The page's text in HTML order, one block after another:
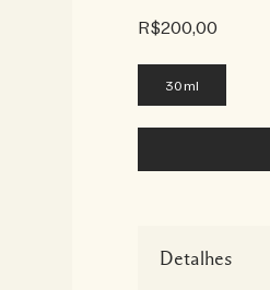
R$200,00
30ml
Detalhes